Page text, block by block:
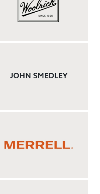
MOONCASTLEと言えば
になかったTシャツタイプ